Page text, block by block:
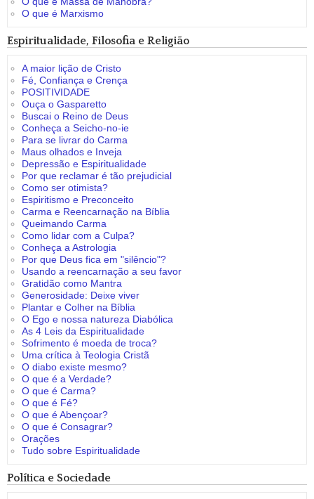
O que é Marxismo
Espiritualidade, Filosofia e Religião
A maior lição de Cristo
Fé, Confiança e Crença
POSITIVIDADE
Ouça o Gasparetto
Buscai o Reino de Deus
Conheça a Seicho-no-ie
Para se livrar do Carma
Maus olhados e Inveja
Depressão e Espiritualidade
Por que reclamar é tão prejudicial
Como ser otimista?
Espiritismo e Preconceito
Carma e Reencarnação na Bíblia
Queimando Carma
Como lidar com a Culpa?
Conheça a Astrologia
Por que Deus fica em "silêncio"?
Usando a reencarnação a seu favor
Gratidão como Mantra
Generosidade: Deixe viver
Plantar e Colher na Bíblia
O Ego e nossa natureza Diabólica
As 4 Leis da Espiritualidade
Sofrimento é moeda de troca?
Uma crítica à Teologia Cristã
O diabo existe mesmo?
O que é a Verdade?
O que é Carma?
O que é Fé?
O que é Abençoar?
O que é Consagrar?
Orações
Tudo sobre Espiritualidade
Política e Sociedade